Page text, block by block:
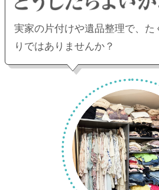
実家の片付けや遺品整理で、 た
りではありませんか？